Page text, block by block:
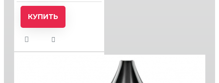
КУПИТЬ